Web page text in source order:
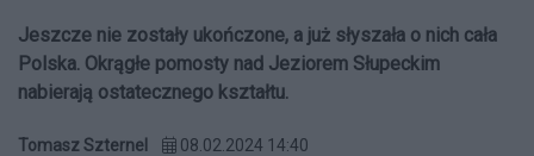
Jeszcze nie zostały ukończone, a już słyszała o nich cała
Polska. Okrągłe pomosty nad Jeziorem Słupeckim
nabierają ostatecznego kształtu.
Tomasz Szternel 08.02.2024 14:40